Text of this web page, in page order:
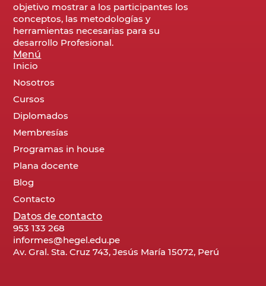
objetivo mostrar a los participantes los
conceptos, las metodologías y
herramientas necesarias para su
desarrollo Profesional.
Menú
Inicio
Nosotros
Cursos
Diplomados
Membresías
Programas in house
Plana docente
Blog
Contacto
Datos de contacto
953 133 268
informes@hegel.edu.pe
Av. Gral. Sta. Cruz 743, Jesús María 15072, Perú